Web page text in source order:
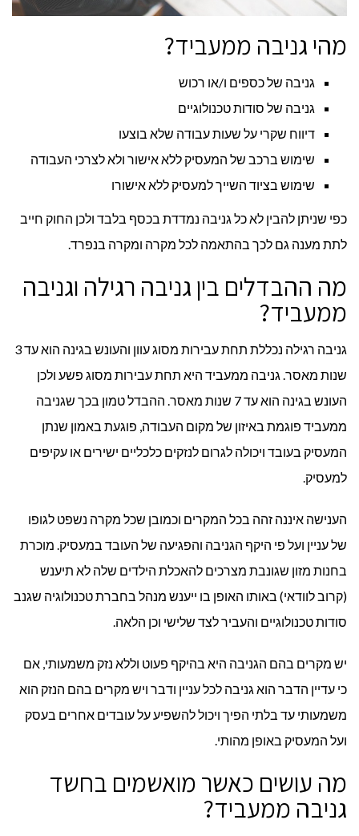
מהי גניבה ממעביד?
גניבה של כספים ו/או רכוש
גניבה של סודות טכנולוגיים
דיווח שקרי על שעות עבודה שלא בוצעו
שימוש ברכב של המעסיק ללא אישור ולא לצרכי העבודה
שימוש בציוד השייך למעסיק ללא אישורו
כפי שניתן להבין לא כל גניבה נמדדת בכסף בלבד ולכן החוק חייב
לתת מענה גם לכך בהתאמה לכל מקרה ומקרה בנפרד.
מה ההבדלים בין גניבה רגילה וגניבה
ממעביד?
גניבה רגילה נכללת תחת עבירות מסוג עוון והעונש בגינה הוא עד 3
שנות מאסר. גניבה ממעביד היא תחת עבירות מסוג פשע ולכן
העונש בגינה הוא עד 7 שנות מאסר. ההבדל טמון בכך שגניבה
ממעביד פוגמת באיזון של מקום העבודה, פוגעת באמון שנתן
המעסיק בעובד ויכולה לגרום לנזקים כלכליים ישירים או עקיפים
למעסיק.
הענישה איננה זהה בכל המקרים וכמובן שכל מקרה נשפט לגופו
של עניין ועל פי היקף הגניבה והפגיעה של העובד במעסיק. מוכרת
בחנות מזון שגונבת מצרכים להאכלת הילדים שלה לא תיענש
(קרוב לוודאי) באותו האופן בו ייענש מנהל בחברת טכנולוגיה שגנב
סודות טכנולוגיים והעביר לצד שלישי וכן הלאה.​
יש מקרים בהם הגניבה היא בהיקף פעוט וללא נזק משמעותי, אם
כי עדיין הדבר הוא גניבה לכל עניין ודבר ויש מקרים בהם הנזק הוא
משמעותי עד בלתי הפיך ויכול להשפיע על עובדים אחרים בעסק
ועל המעסיק באופן מהותי.
מה עושים כאשר מואשמים בחשד
גניבה ממעביד?